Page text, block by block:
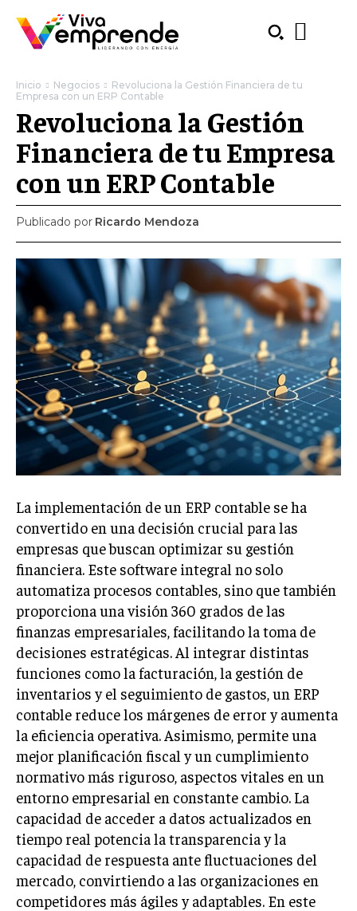
SUBSCRIBE
Welcome to Liberty Case
We have a curated list of the most noteworthy news from all
across the globe. With any subscription plan, you get access
toexclusive articlesthat let you stay ahead of the curve.
Your Profile
LIFESTYLE
MARKETING
ESTRATEGIAS DE MARKETING
AGENCIAS DE MARKETING
AGENCIAS DE POSICIONAMIENTO WEB SEO
VENTA DE ENLACES
MARKETING DIGITAL
Inicio Negocios
Revoluciona la Gestión Financiera de tu
Empresa con un ERP Contable
Revoluciona la Gestión
Financiera de tu Empresa
con un ERP Contable
Publicado por Ricardo Mendoza
La implementación de un ERP contable se ha
convertido en una decisión crucial para las
empresas que buscan optimizar su gestión
financiera. Este software integral no solo
automatiza procesos contables, sino que también
proporciona una visión 360 grados de las
finanzas empresariales, facilitando la toma de
decisiones estratégicas. Al integrar distintas
funciones como la facturación, la gestión de
inventarios y el seguimiento de gastos, un ERP
contable reduce los márgenes de error y aumenta
la eficiencia operativa. Asimismo, permite una
mejor planificación fiscal y un cumplimiento
normativo más riguroso, aspectos vitales en un
entorno empresarial en constante cambio. La
capacidad de acceder a datos actualizados en
tiempo real potencia la transparencia y la
capacidad de respuesta ante fluctuaciones del
mercado, convirtiendo a las organizaciones en
competidores más ágiles y adaptables. En este